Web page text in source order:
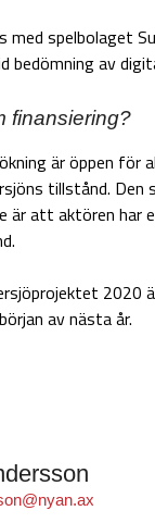
spelbolaget
bedömning av
finansiering?
är öppen för
tillstånd. Den
är att aktören har
2020
av nästa år.